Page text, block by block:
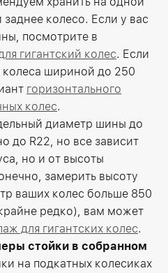
колесо. Если у вас
посмотрите в
гигантский колес. Если
колеса шириной до 250
горизонтального
колес.
диаметр шины до
до R22, но все зависит
но и от высоты
замерить высоту
ваших колес больше 850
редко), вам может
для гигантских колес.
стойки в собранном
на подкатных колесиках